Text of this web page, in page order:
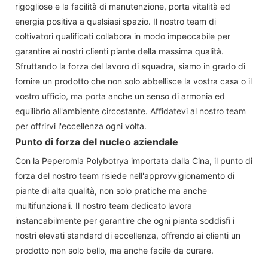
rigogliose e la facilità di manutenzione, porta vitalità ed
energia positiva a qualsiasi spazio. Il nostro team di
coltivatori qualificati collabora in modo impeccabile per
garantire ai nostri clienti piante della massima qualità.
Sfruttando la forza del lavoro di squadra, siamo in grado di
fornire un prodotto che non solo abbellisce la vostra casa o il
vostro ufficio, ma porta anche un senso di armonia ed
equilibrio all'ambiente circostante. Affidatevi al nostro team
per offrirvi l'eccellenza ogni volta.
Punto di forza del nucleo aziendale
Con la Peperomia Polybotrya importata dalla Cina, il punto di
forza del nostro team risiede nell'approvvigionamento di
piante di alta qualità, non solo pratiche ma anche
multifunzionali. Il nostro team dedicato lavora
instancabilmente per garantire che ogni pianta soddisfi i
nostri elevati standard di eccellenza, offrendo ai clienti un
prodotto non solo bello, ma anche facile da curare.